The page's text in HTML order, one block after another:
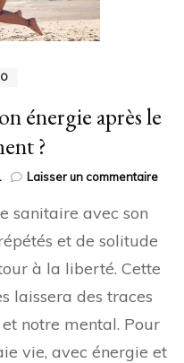
énergie après le
?
Laisser un commentairesur
sanitaire avec son
et de solitude
à la liberté. Cette
laissera des traces
notre mental. Pour
vie, avec énergie et